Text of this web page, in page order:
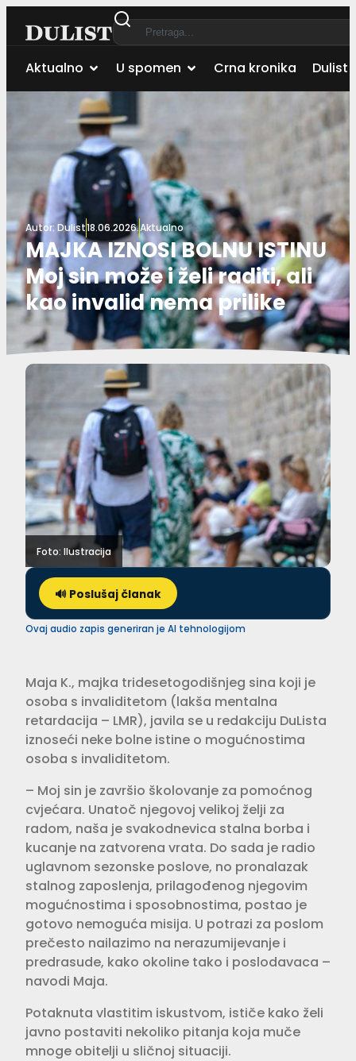
Aktualno U spomen Crna kronika Dulist
Autor:Dulist18.06.2026.Aktualno
MAJKA IZNOSI BOLNU ISTINU
Moj sin može i želi raditi, ali
kao invalid nema prilike
Foto: Ilustracija
🔊 Poslušaj članak
Ovaj audio zapis generiran je AI tehnologijom
Maja K., majka tridesetogodišnjeg sina koji je
osoba s invaliditetom (lakša mentalna
retardacija – LMR), javila se u redakciju DuLista
iznoseći neke bolne istine o mogućnostima
osoba s invaliditetom.
– Moj sin je završio školovanje za pomoćnog
cvjećara. Unatoč njegovoj velikoj želji za
radom, naša je svakodnevica stalna borba i
kucanje na zatvorena vrata. Do sada je radio
uglavnom sezonske poslove, no pronalazak
stalnog zaposlenja, prilagođenog njegovim
mogućnostima i sposobnostima, postao je
gotovo nemoguća misija. U potrazi za poslom
prečesto nailazimo na nerazumijevanje i
predrasude, kako okoline tako i poslodavaca –
navodi Maja.
Potaknuta vlastitim iskustvom, ističe kako želi
javno postaviti nekoliko pitanja koja muče
mnoge obitelji u sličnoj situaciji.